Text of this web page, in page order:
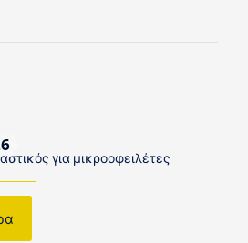
για μικροοφειλέτες